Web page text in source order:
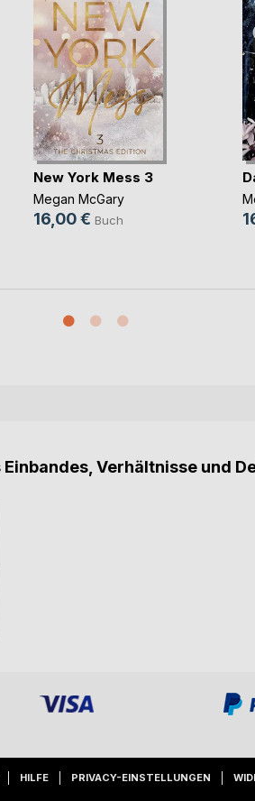
New York Mess 3
Megan McGary
16,00 € Buch
Verhältnisse und
HILFE PRIVACY-EINSTELLUNGEN